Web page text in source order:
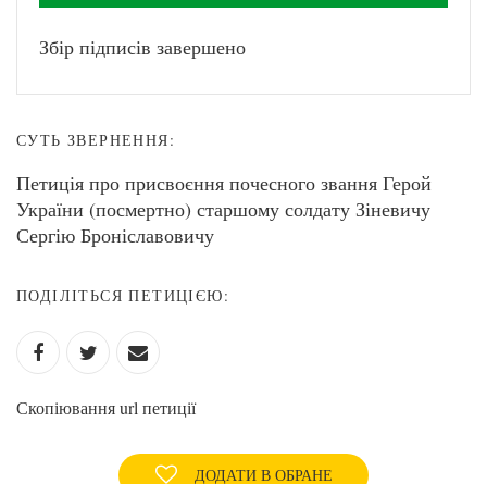
Збір підписів завершено
СУТЬ ЗВЕРНЕННЯ:
Петиція про присвоєння почесного звання Герой
України (посмертно) старшому солдату Зіневичу
Сергію Броніславовичу
ПОДІЛІТЬСЯ ПЕТИЦІЄЮ:
Скопіювання url петиції
ДОДАТИ В ОБРАНЕ